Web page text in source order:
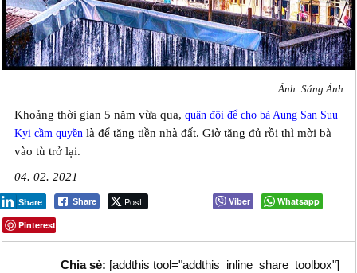
Ảnh: Sáng Ánh
Khoảng thời gian 5 năm vừa qua, quân đội để cho bà Aung San Suu
Kyi cầm quyền là để tăng tiền nhà đất. Giờ tăng đủ rồi thì mời bà
vào tù trở lại.
04. 02. 2021
Share Post
Share Viber
Whatsapp
Pinterest
Chia sẻ: [addthis tool="addthis_inline_share_toolbox"]